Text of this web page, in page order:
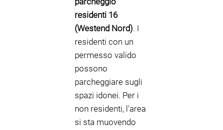
residenti 16
(Westend Nord). I
residenti con un
permesso valido
possono
parcheggiare sugli
spazi idonei. Per i
non residenti, l'area
si sta muovendo